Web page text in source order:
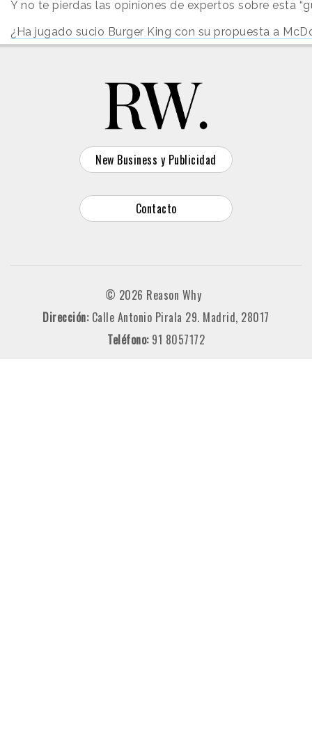
Y no te pierdas las opiniones de expertos sobre esta
¿Ha jugado sucio Burger King con su propuesta a
New Business y Publicidad
Contacto
© 2026 Reason Why
Dirección: Calle Antonio Pirala 29. Madrid, 28017
Teléfono: 91 8057172